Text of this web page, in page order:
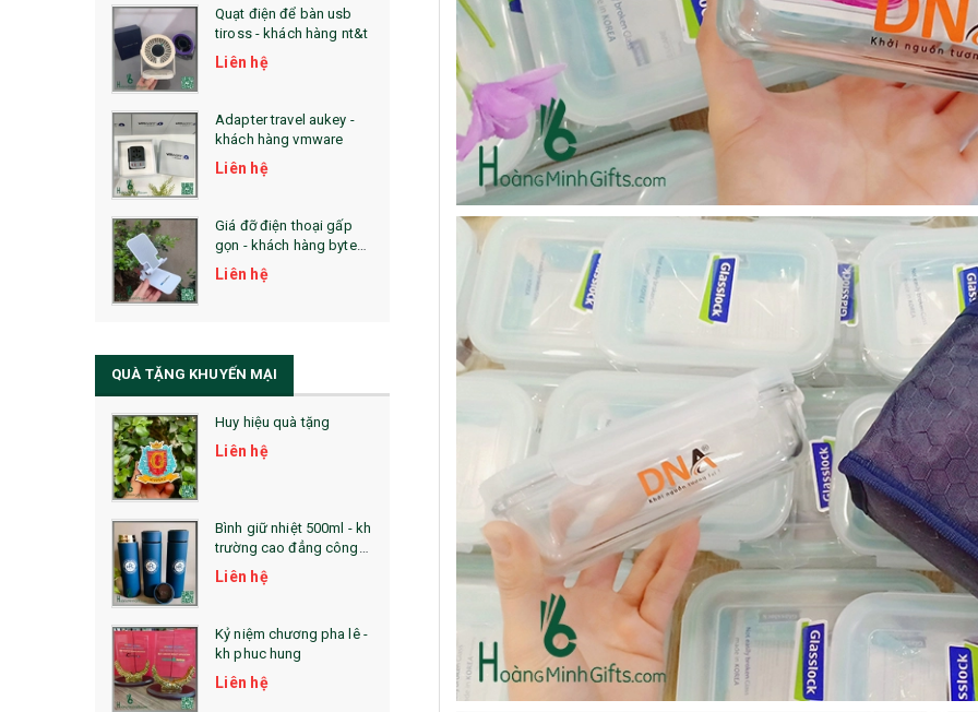
36. QUẠT NHỰA QUẢNG CÁO
QUÀ TẶNG KHUYẾN MẠI
QUÀ TẶNG SX NHANH
QUÀ TẶNG HỘI THẢO
QUÀ TẶNG CÔNG NGHỆ
SẢN PHẨM ĐÃ THỰC HIỆN
QUÀ TẶNG SỨC KHỎE
La Fonte
Sổ Sạc Đa Năng
Sổ Lò Xo
Quạt điện để bàn usb
tiross - khách hàng nt&t
Liên hệ
Adapter travel aukey -
khách hàng vmware
Liên hệ
Giá đỡ điện thoại gấp
gọn - khách hàng byte
plus
Liên hệ
Đế để ipad remax rm
600 in logo theo yêu cầu
Liên hệ
Bộ quà tặng công nghệ
baseus - khách hàng
alphare
Liên hệ
Lót chuột in logo -
khách hàng vtc online
Liên hệ
Chuột không dây 2.4g
hoco gm14 - cscv2025
Liên hệ
Pin sạc hoco j108 -
Lót chuột in logo -
khách hàng commvault
Liên hệ
QUÀ TẶNG KHUYẾN MẠI
Huy hiệu quà tặng
Liên hệ
Bình giữ nhiệt 500ml - kh
trường cao đẳng công
nghệ bách khoa hà nội
Liên hệ
Kỷ niệm chương pha lê -
kh phuc hung
Liên hệ
Cốc sứ - khách hàng sun
Liên hệ
Pin sạc dự phòng hoco
j82 10.000mah - khách
hàng nam thắng
Liên hệ
Ô gấp 3 bán tự động -
kh viags
Liên hệ
Bình thủy tinh lọc trà -
khách hàng div
Liên hệ
Bình nước thủy tinh có
dây xách
Liên hệ
Cốc giữ nhiệt 500ml
Liên hệ